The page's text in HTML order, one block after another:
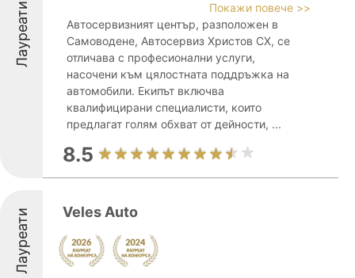
Лауреати
Покажи повече >>
Автосервизният център, разположен в
Самоводене, Автосервиз Христов СХ, се
отличава с професионални услуги,
насочени към цялостната поддръжка на
автомобили. Екипът включва
квалифицирани специалисти, които
предлагат голям обхват от дейности, ...
8.5
Лауреати Veles Auto